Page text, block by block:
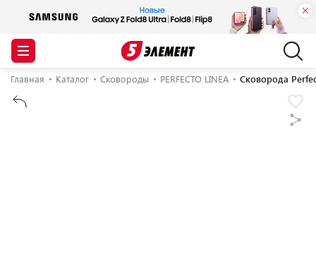
Главная Каталог Сковороды PERFECTO LINEA Сковорода